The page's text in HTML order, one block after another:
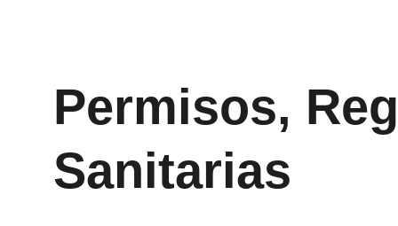
Permisos,
Sanitarias